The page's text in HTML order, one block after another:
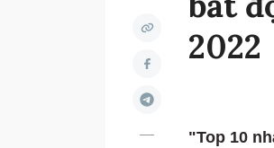
2022
"Top 10